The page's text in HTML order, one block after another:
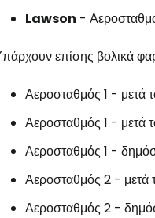
Lawson -
επίσης βολικά
Αεροσταθμός 1 - μετά
Αεροσταθμός 1 - μετά
Αεροσταθμός 1 -
Αεροσταθμός 2 - μετά
Αεροσταθμός 2 -